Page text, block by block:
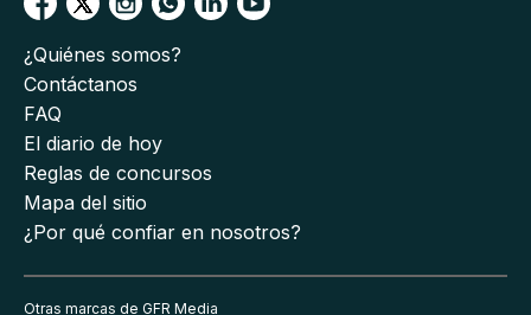
¿Quiénes somos?
Contáctanos
FAQ
El diario de hoy
Reglas de concursos
Mapa del sitio
¿Por qué confiar en nosotros?
Otras marcas de GFR Media